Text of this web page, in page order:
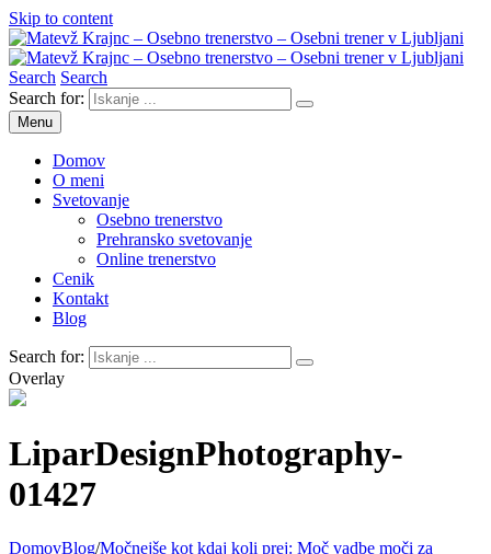
Skip to content
Matevž Krajnc – Osebno trenerstvo – Osebni trener v Ljubljani
Osebno trenerstvo
Search Search
Search for:
Menu
Domov
O meni
Svetovanje
Osebno trenerstvo
Prehransko svetovanje
Online trenerstvo
Cenik
Kontakt
Blog
Search for:
Overlay
LiparDesignPhotography-
01427
DomovBlog/Močnejše kot kdaj koli prej: Moč vadbe moči za